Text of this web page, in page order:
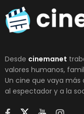
Desde cinemanet
valores humanos,
Un cine que vaya
al espectador y a la